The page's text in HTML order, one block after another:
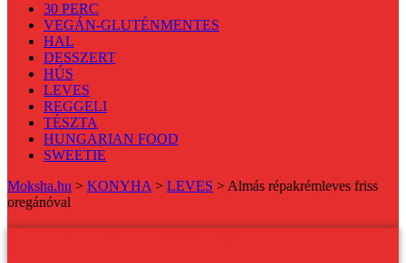
30 PERC
VEGÁN-GLUTÉNMENTES
HAL
DESSZERT
HÚS
LEVES
REGGELI
TÉSZTA
HUNGARIAN FOOD
SWEETIE
Moksha.hu > KONYHA> LEVES >Almás répakrémleves friss
oregánóval